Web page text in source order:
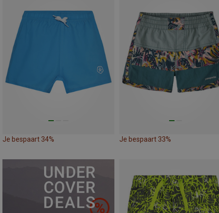
Je bespaart 34% Je bespaart 33%